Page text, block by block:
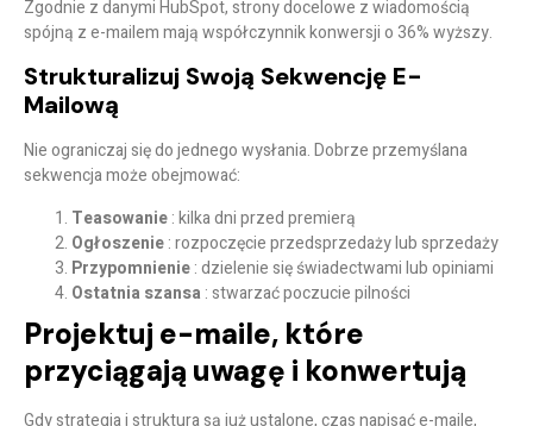
Zgodnie z danymi HubSpot, strony docelowe z wiadomością
spójną z e-mailem mają współczynnik konwersji o 36% wyższy.
Strukturalizuj Swoją Sekwencję E-
Mailową
Nie ograniczaj się do jednego wysłania. Dobrze przemyślana
sekwencja może obejmować:
Teasowanie: kilka dni przed premierą
Ogłoszenie: rozpoczęcie przedsprzedaży lub sprzedaży
Przypomnienie: dzielenie się świadectwami lub opiniami
Ostatnia szansa : stwarzać poczucie pilności
Projektuj e-maile, które
przyciągają uwagę i konwertują
Gdy strategia i struktura są już ustalone, czas napisać e-maile,